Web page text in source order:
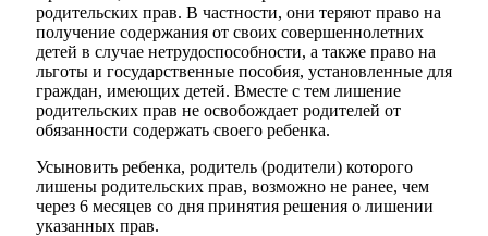
родительских прав. В частности, они теряют право на
получение содержания от своих совершеннолетних
детей в случае нетрудоспособности, а также право на
льготы и государственные пособия, установленные для
граждан, имеющих детей. Вместе с тем лишение
родительских прав не освобождает родителей от
обязанности содержать своего ребенка.
Усыновить ребенка, родитель (родители) которого
лишены родительских прав, возможно не ранее, чем
через 6 месяцев со дня принятия решения о лишении
указанных прав.
Туризм